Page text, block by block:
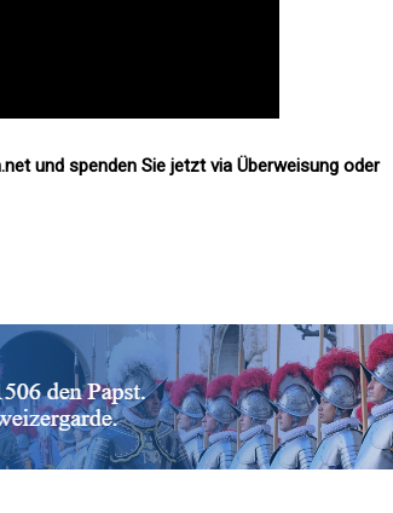
und spenden Sie jetzt via Überweisung oder